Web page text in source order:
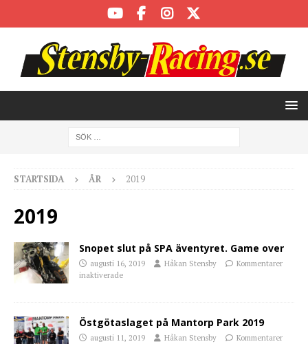
STARTSIDA ÅR 2019
2019
Snopet slut på SPA äventyret. Game over
augusti 16, 2019 Håkan Stensby
Kommentarer
inaktiverade
Östgötaslaget på Mantorp Park 2019
augusti 11, 2019 Håkan Stensby
Kommentarer